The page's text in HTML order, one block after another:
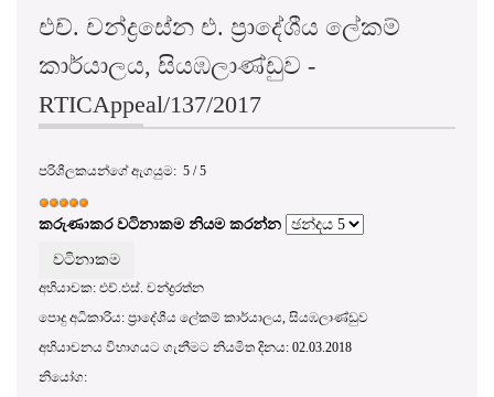
එච්. චන්ද්‍රසේන එ. ප්‍රාදේශීය ලේකම්
කාර්යාලය, සියඹලාණ්ඩුව -
RTICAppeal/137/2017
පරිශීලකයන්ගේ ඇගයුම: 5 /5
කරුණාකර වටිනාකම නියම කරන්න
අභියාචක: එච්.එස්. චන්ද්‍රරත්න
පොදු අධිකාරිය: ප්‍රාදේශීය ලේකම් කාර්යාලය, සියඹලාණ්ඩුව
අභියාචනය විභාගයට ගැනීමට නියමිත දිනය: 02.03.2018
නියෝග: